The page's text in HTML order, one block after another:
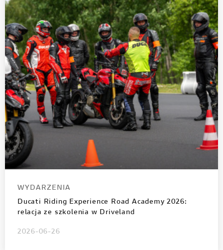
WYDARZENIA
Ducati Riding Experience Road Academy 2026:
relacja ze szkolenia w Driveland
2026-06-26